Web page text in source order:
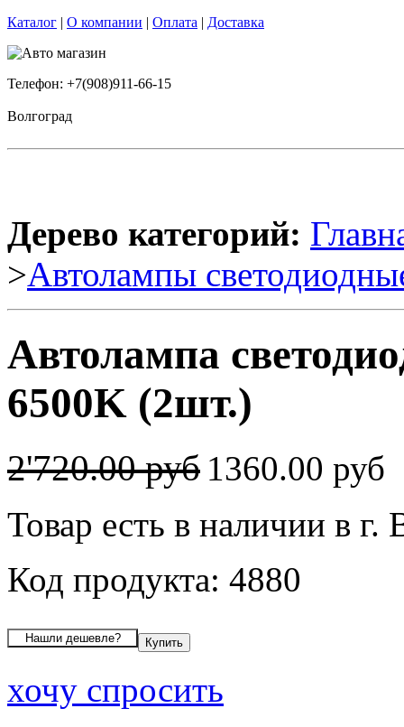
Каталог | О компании | Оплата | Доставка
Телефон: +7(908)911-66-15
Волгоград
Дерево категорий:
>Автолампы
Автолампа
6500K (2шт.)
2'720.00 руб 1360.00 руб
Товар есть в наличии в г.
Код продукта: 4880
хочу спросить